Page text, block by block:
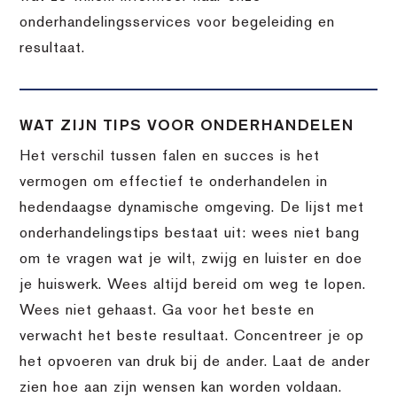
onderhandelingsservices voor begeleiding en
resultaat.
WAT ZIJN TIPS VOOR ONDERHANDELEN
Het verschil tussen falen en succes is het
vermogen om effectief te onderhandelen in
hedendaagse dynamische omgeving. De lijst met
onderhandelingstips bestaat uit: wees niet bang
om te vragen wat je wilt, zwijg en luister en doe
je huiswerk. Wees altijd bereid om weg te lopen.
Wees niet gehaast. Ga voor het beste en
verwacht het beste resultaat. Concentreer je op
het opvoeren van druk bij de ander. Laat de ander
zien hoe aan zijn wensen kan worden voldaan.